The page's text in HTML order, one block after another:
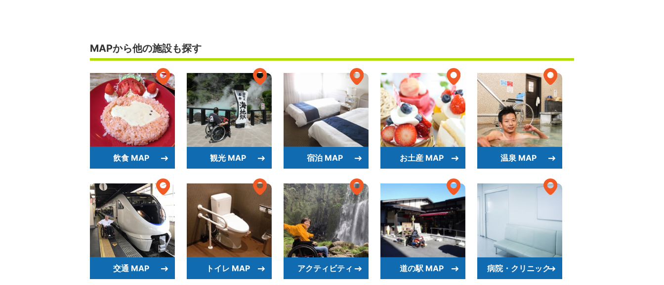
MAPから他の施設も探す
飲食 MAP 観光 MAP 宿泊 MAP お土産 MAP 温泉 MAP
交通 MAP トイレ MAP アクティビティ 道の駅 MAP 病院・クリニック